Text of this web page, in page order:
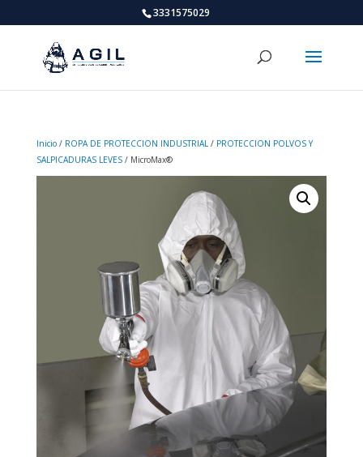
3331575029
Inicio/ ROPA DE PROTECCION INDUSTRIAL/ PROTECCION POLVOS Y
SALPICADURAS LEVES/ MicroMax®